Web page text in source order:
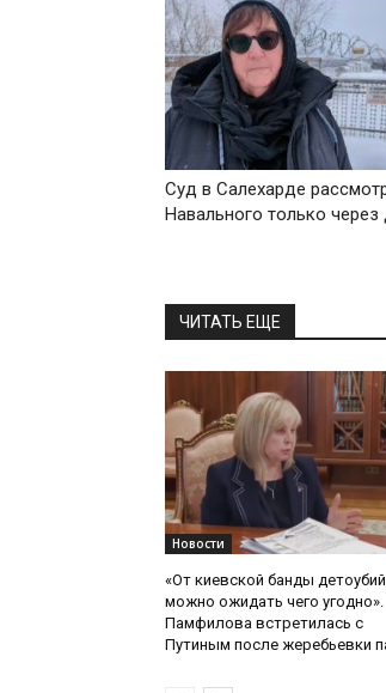
Суд в Салехарде
Навального только через
ЧИТАТЬ ЕЩЕ
Новости
«От киевской банды
можно ожидать чего угодно».
Памфилова встретилась с
Путиным после жеребьевки